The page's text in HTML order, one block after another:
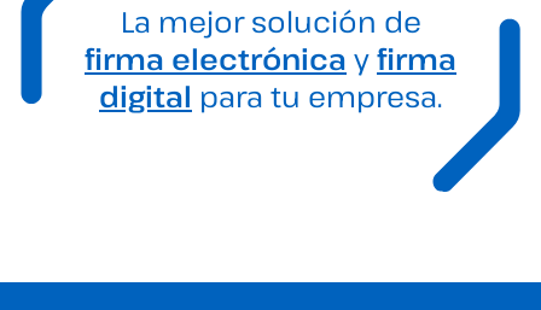
La mejor solución de
firma electrónica yfirma
digital para tu empresa.